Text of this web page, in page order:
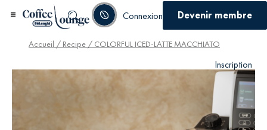
Connexion Devenir membre
Inscription
Accueil / Recipe / COLORFUL ICED-LATTE MACCHIATO